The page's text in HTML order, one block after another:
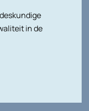
in de